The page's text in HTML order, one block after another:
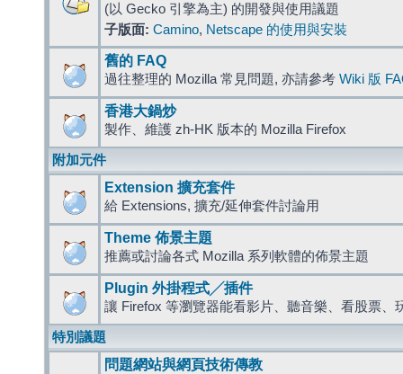
(以 Gecko 引擎為主) 的開發與使用議題
子版面: Camino, Netscape 的使用與安裝
舊的 FAQ
過往整理的 Mozilla 常見問題, 亦請參考 Wiki 版
香港大鍋炒
製作、維護 zh-HK 版本的 Mozilla Firefox
附加元件
Extension 擴充套件
給 Extensions, 擴充/延伸套件討論用
Theme 佈景主題
推薦或討論各式 Mozilla 系列軟體的佈景主題
Plugin 外掛程式╱插件
讓 Firefox 等瀏覽器能看影片、聽音樂、看股票、
特別議題
問題網站與網頁技術傳教